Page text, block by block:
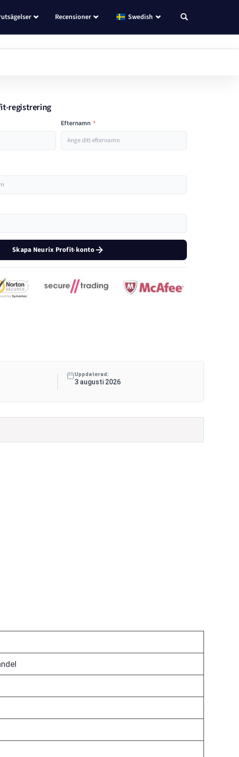
Recensioner Swedish
registrering
Efternamn *
Skapa Neurix Profit-konto
Uppdaterad:
3 augusti 2026